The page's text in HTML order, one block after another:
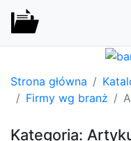
Strona główna
Firmy wg branż
Kategoria: